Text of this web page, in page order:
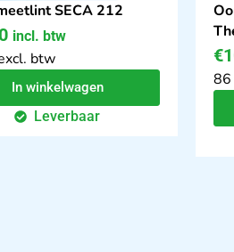
SECA 212
incl. btw
btw
In winkelwagen
Leverbaar
€
86